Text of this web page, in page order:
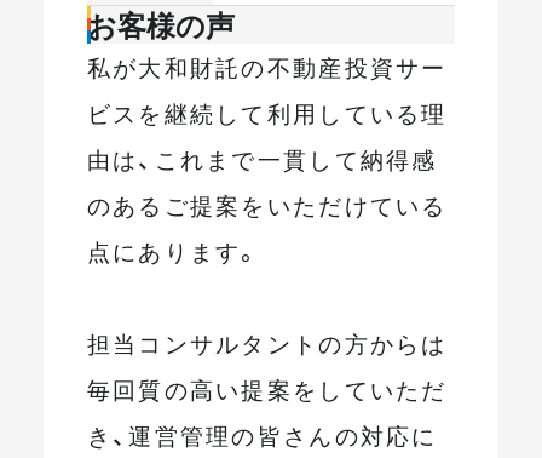
お客様の声
私が大和財託の不動産投資サー
ビスを継続して利用している理
由は、これまで一貫して納得感
のあるご提案をいただけている
点にあります。
担当コンサルタントの方からは
毎回質の高い提案をしていただ
き、運営管理の皆さんの対応に